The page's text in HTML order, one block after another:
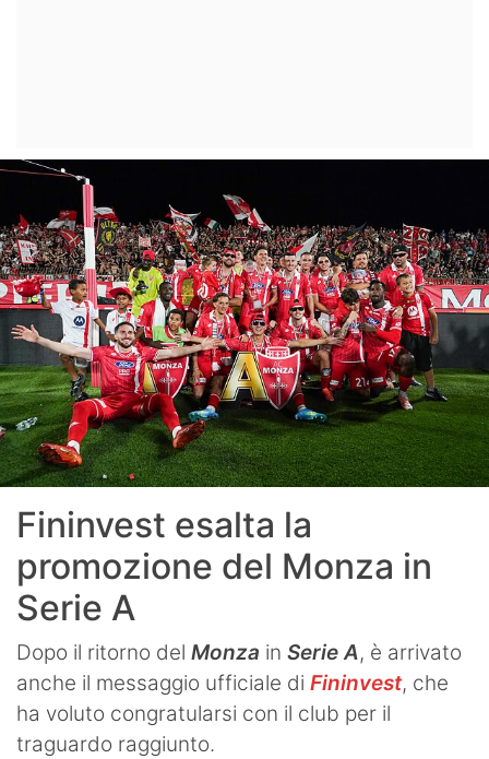
Fininvest esalta la
promozione del Monza in
Serie A
Dopo il ritorno del Monza in Serie A, è arrivato
anche il messaggio ufficiale di Fininvest, che
ha voluto congratularsi con il club per il
traguardo raggiunto.